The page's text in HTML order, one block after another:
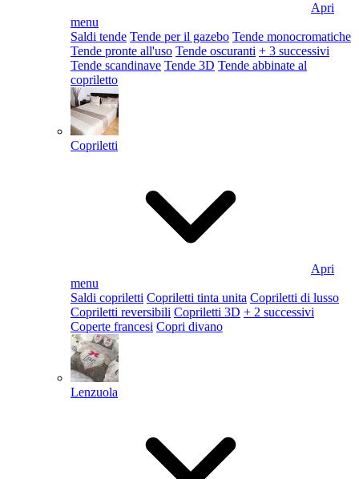
Apri
menu
Saldi tende Tende per il gazebo Tende monocromatiche
Tende pronte all'uso Tende oscuranti + 3 successivi
Tende scandinave Tende 3D Tende abbinate al
copriletto
Copriletti
Apri
menu
Saldi copriletti Copriletti tinta unita Copriletti di lusso
Copriletti reversibili Copriletti 3D + 2 successivi
Coperte francesi Copri divano
Lenzuola